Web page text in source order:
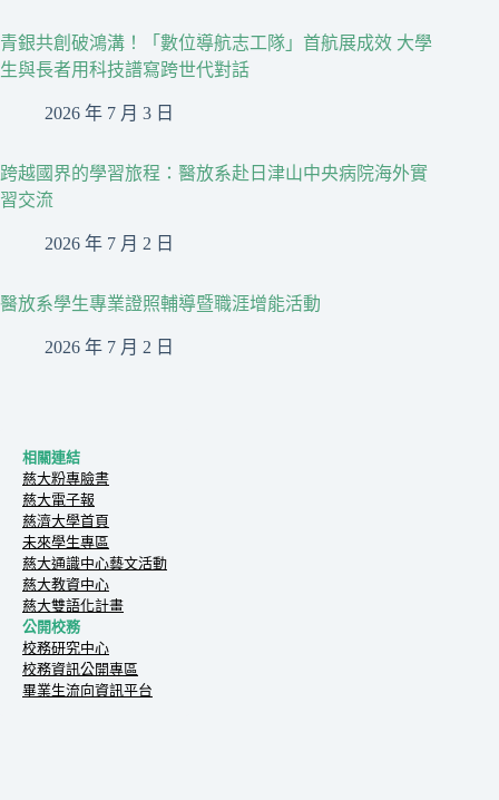
青銀共創破鴻溝！「數位導航志工隊」首航展成效 大學
生與長者用科技譜寫跨世代對話
2026 年 7 月 3 日
跨越國界的學習旅程：醫放系赴日津山中央病院海外實
習交流
2026 年 7 月 2 日
醫放系學生專業證照輔導暨職涯增能活動
2026 年 7 月 2 日
相關連結
慈大粉專臉書
慈大電子報
慈濟大學首頁
未來學生專區
慈大通識中心藝文活動
慈大教資中心
慈大雙語化計畫
公開校務
校務研究中心
校務資訊公開專區
畢業生流向資訊平台